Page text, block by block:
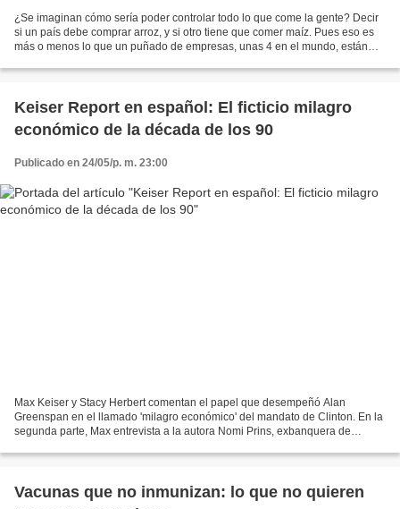
¿Se imaginan cómo sería poder controlar todo lo que come la gente? Decir
si un país debe comprar arroz, y si otro tiene que comer maíz. Pues eso es
más o menos lo que un puñado de empresas, unas 4 en el mundo, están
Keiser Report en español: El ficticio milagro
económico de la década de los 90
Publicado en 24/05/p. m. 23:00
Max Keiser y Stacy Herbert comentan el papel que desempeñó Alan
Greenspan en el llamado 'milagro económico' del mandato de Clinton. En la
segunda parte, Max entrevista a la autora Nomi Prins, exbanquera de
Vacunas que no inmunizan: lo que no quieren